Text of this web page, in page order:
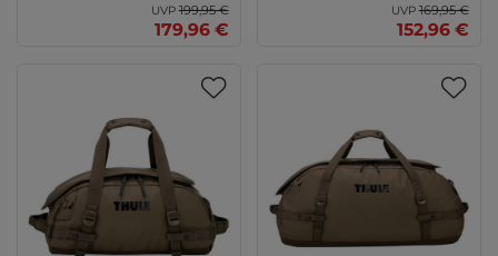
UVP199,95 €
179,96 €
UVP169,95 €
152,96 €